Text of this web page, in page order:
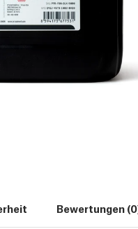
Bewertungen